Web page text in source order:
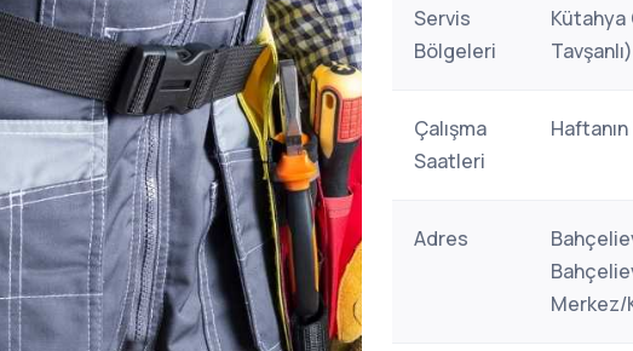
Servis
Bölgeleri
Kütahya
Tavşanlı)
Çalışma
Saatleri
Adres
Merkez/